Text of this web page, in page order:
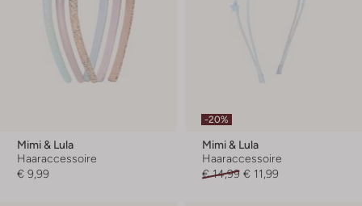
Mimi & Lula
Haaraccessoire
€ 9,99
-20%
Mimi & Lula
Haaraccessoire
€ 14,99 € 11,99